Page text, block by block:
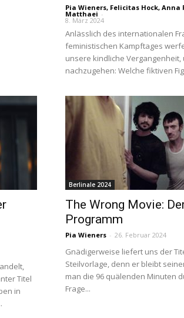
Pia Wieners, Felicitas Hock, Anna
Matthaei -
8. März 2024
Anlässlich des internationalen
feministischen Kampftages
unsere kindliche Vergangenheit,
nachzugehen: Welche fiktiven
Titel
in
Berlinale 2024
The Wrong Movie:
Programm
Pia Wieners - 26. Februar 2024
Gnädigerweise liefert uns der
Steilvorlage, denn er bleibt
man die 96 quälenden Minuten
Frage...